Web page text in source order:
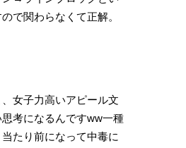
で関わらなくて正解。
女子力高いアピール文
思考になるんですww一種
たり前になって中毒に